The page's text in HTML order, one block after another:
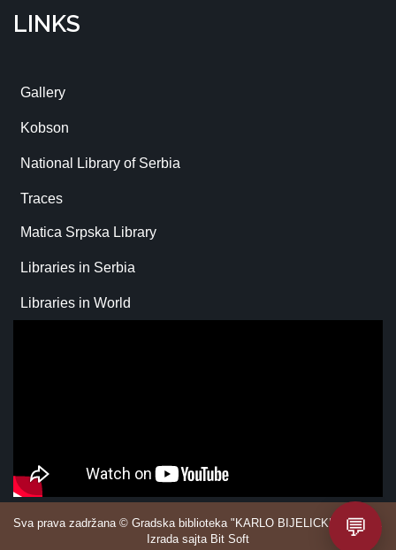
LINKS
Gallery
Kobson
National Library of Serbia
Traces
Matica Srpska Library
Libraries in Serbia
Libraries in World
Sva prava zadržana © Gradska biblioteka "KARLO BIJELICKI" Sombor.
Izrada sajta Bit Soft
💬